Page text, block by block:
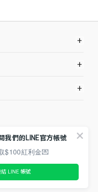
+
+
+
我們的LINE官方帳號
$100紅利金💌
LINE 帳號